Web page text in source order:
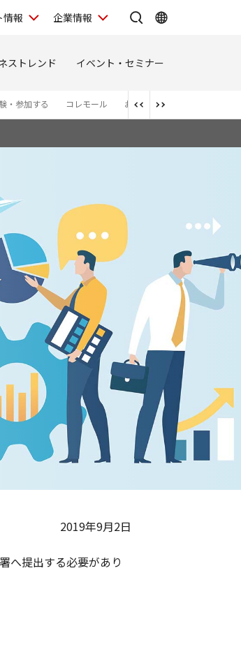
情報 企業情報
ストレンド イベント・セミナー
・参加する コレモール お問い合わせ
2019年9月2日
へ提出する必要があり